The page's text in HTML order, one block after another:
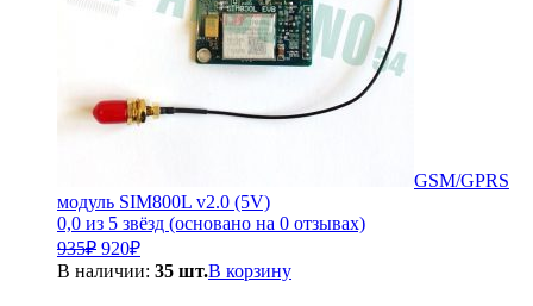
GSM/GPRS
модуль SIM800L v2.0 (5V)
0,0 из 5 звёзд (основано на 0 отзывах)
935₽ Первоначальная
цена
920₽Текущая
цена:
В наличии: 35 шт.В корзину